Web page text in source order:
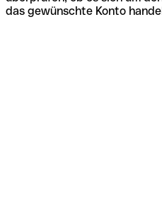
das gewünschte Konto